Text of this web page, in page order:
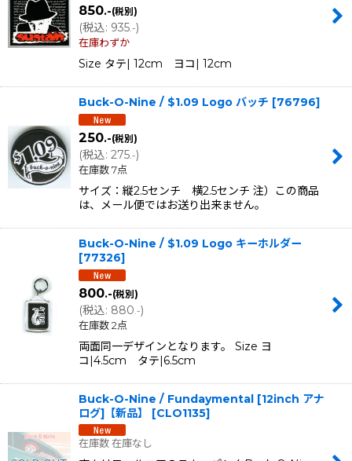
850.-(税別)
(税込: 935.-)
在庫わずか
Size タテ| 12cm ヨコ| 12cm
Buck-O-Nine / $1.09 Logo バッチ [76796]
250.-(税別)
(税込: 275 .-)
在庫数 7点
サイズ：縦2.5センチ 横2.5センチ 注）この商品
は、メール便ではお送り出来ません。
Buck-O-Nine / $1.09 Logo キーホルダー
[77326]
800.-(税別)
(税込: 880 .-)
在庫数 2点
両面同一デザインとなります。 Size ヨ
コ|4.5cm タテ|6.5cm
Buck-O-Nine / Fundaymental [12inch アナ
ログ]【新品】
[CLO1135]
在庫数 在庫なし